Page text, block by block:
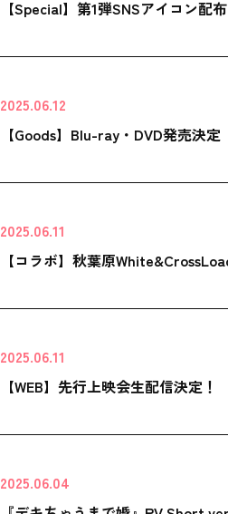
【Special】第1弾SNSアイコン配布
2025.06.12
【Goods】Blu-ray・DVD発売決定
2025.06.11
【コラボ】秋葉原
2025.06.11
【WEB】先行上映会生配信決定！
2025.06.04